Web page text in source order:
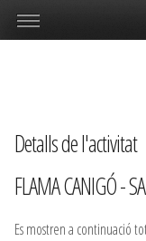
Detalls de l'activitat
FLAMA CANIGÓ -
Es mostren a continuació